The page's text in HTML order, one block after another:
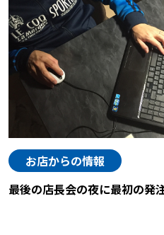
お店からの情報
最後の店長会の夜に最初の発